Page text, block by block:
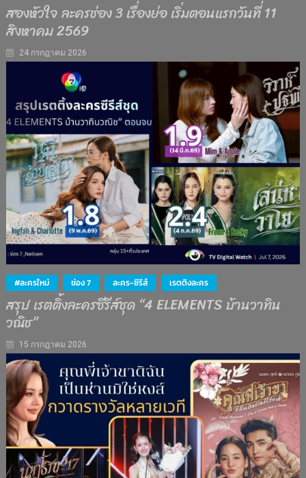
สองหัวใจ ละครช่อง 3 เรื่องย่อ เริ่มตอนแรกวันที่ 11
สิงหาคม 2569
24 กรกฎาคม 2026
#ละครใหม่ ช่อง 7 ละคร-ซีรีส์ เรตติงละคร
สรุป เรตติ้งละครซีรีส์ชุด “4 ELEMENTS บ้านวาทิน
วณิช”
15 กรกฎาคม 2026